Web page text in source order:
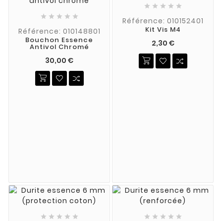
    
Référence: 010148801
Bouchon Essence
Antivol Chromé
30,00 €
    
Référence: 010152401
Kit Vis M4
2,30 €
         